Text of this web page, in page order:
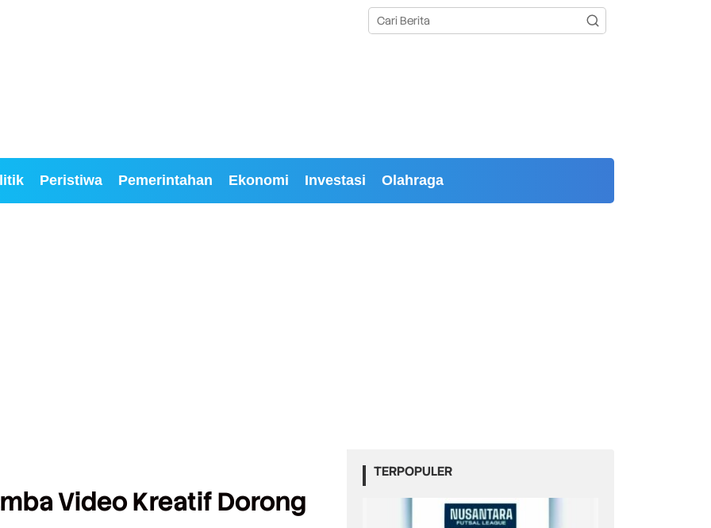
Peristiwa Pemerintahan Ekonomi Investasi Olahraga
Video Kreatif Dorong
TERPOPULER